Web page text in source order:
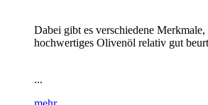
Dabei gibt es verschiedene Merkmale,
hochwertiges Olivenöl relativ gut
...